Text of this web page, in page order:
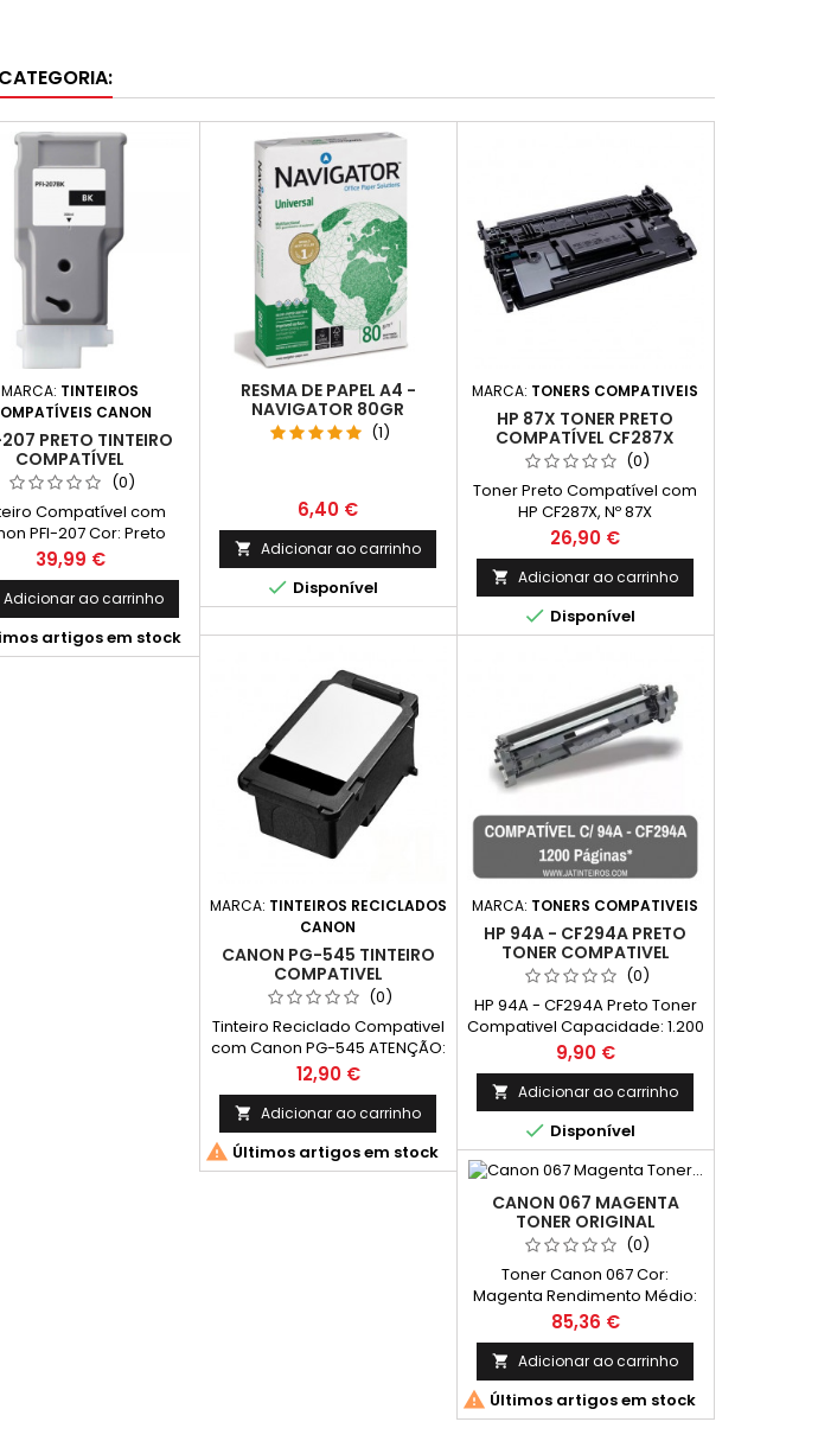
MARCA: TINTEIROS
CANON
PRETO TINTEIRO
COMPATÍVEL
(0)
Compatível com
PFI-207 Cor: Preto
Capacidade: 300ml
Preço
39,99 €
Adicionar ao carrinho
artigos em stock
RESMA DE PAPEL A4 -
NAVIGATOR 80GR
(1)
Preço
6,40 €
 Adicionar ao carrinho
 Disponível
MARCA: TONERS COMPATIVEIS
HP 87X TONER PRETO
COMPATÍVEL CF287X
(0)
Toner Preto Compatível com
HP CF287X, Nº 87X
Capacidade: 18.000 Pág.
Preço
26,90 €
 Adicionar ao carrinho
 Disponível
MARCA: TINTEIROS RECICLADOS
CANON
CANON PG-545 TINTEIRO
COMPATIVEL
(0)
Tinteiro Reciclado Compativel
com Canon PG-545 ATENÇÃO:
ESTE TINTEIRO NÃO INDICA O
NÍVEL DA TINTA (ACOMPANHA
COM INSTRUÇÕES) Cor: Preto
Capacidade: 6 ml Rendimento
Médio: 180 Páginas*
Preço
12,90 €
 Adicionar ao carrinho
 Últimos artigos em stock
MARCA: TONERS COMPATIVEIS
HP 94A - CF294A PRETO
TONER COMPATIVEL
(0)
HP 94A - CF294A Preto Toner
Compativel Capacidade: 1.200
Páginas*
Preço
9,90 €
 Adicionar ao carrinho
 Disponível
CANON 067 MAGENTA
TONER ORIGINAL
(0)
Toner Canon 067 Cor:
Magenta Rendimento Médio:
1250 Páginas* *(Em impressão
contínua até 5% de cobertura
de uma Folha A4)
Preço
85,36 €
 Adicionar ao carrinho
 Últimos artigos em stock